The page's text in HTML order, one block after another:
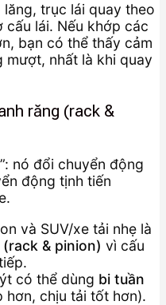
trục lái quay theo
lái. Nếu khớp các
bạn có thể thấy cảm
mượt, nhất là khi quay
răng (rack &
nó đổi chuyển động
động tịnh tiến
và SUV/xe tải nhẹ là
& pinion) vì cấu
có thể dùng bi tuần
hơn, chịu tải tốt hơn).